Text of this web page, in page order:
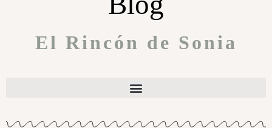
El Rincón de Sonia